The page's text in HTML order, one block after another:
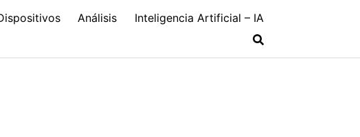
Análisis Inteligencia Artificial – IA